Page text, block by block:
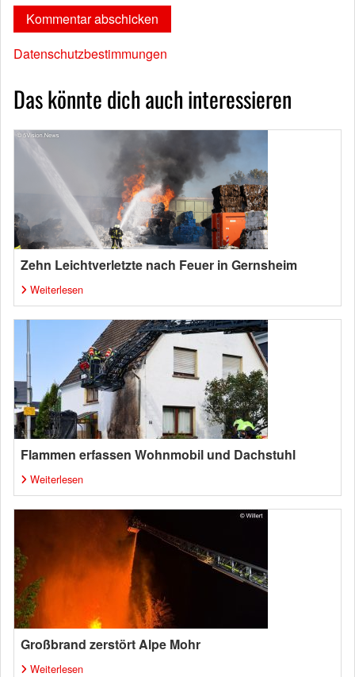
Datenschutzbestimmungen
Das könnte dich auch interessieren
Zehn Leichtverletzte nach Feuer in Gernsheim
Weiterlesen
Flammen erfassen Wohnmobil und Dachstuhl
Weiterlesen
Großbrand zerstört Alpe Mohr
Weiterlesen